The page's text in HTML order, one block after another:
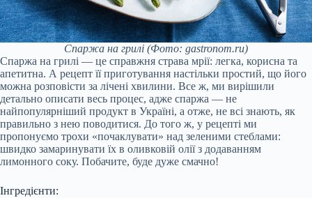
Спаржа на грилі (Фото: gastronom.ru)
Спаржа на грилі — це справжня страва мрії: легка, корисна та
апетитна. А рецепт її приготування настільки простий, що його
можна розповісти за лічені хвилини. Все ж, ми вирішили
детально описати весь процес, адже спаржа — не
найпопулярніший продукт в Україні, а отже, не всі знають, як
правильно з нею поводитися. До того ж, у рецепті ми
пропонуємо трохи «почаклувати» над зеленими стеблами:
швидко замаринувати їх в оливковій олії з додаванням
лимонного соку. Побачите, буде дуже смачно!
Інгредієнти: